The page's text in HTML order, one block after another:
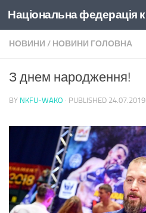
Skip to content
НОВИНИ / НОВИНИ ГОЛОВНА
З днем народження!
BY NKFU-WAKO · PUBLISHED 24.07.2019